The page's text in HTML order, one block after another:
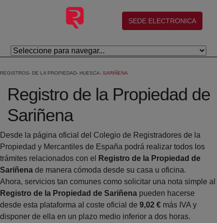
Eduki nagusira joan
(abre en nueva ventana)
SEDE ELECTRONICA
REGISTROS DE LA PROPIEDAD HUESCA SARIÑENA
Registro de la Propiedad de
Sariñena
Desde la página oficial del Colegio de Registradores de la
Propiedad y Mercantiles de España podrá realizar todos los
trámites relacionados con el
Registro de la Propiedad de
Sariñena de manera cómoda desde su casa u oficina.
Ahora, servicios tan comunes como solicitar una nota simple al
Registro de la Propiedad de Sariñena pueden hacerse
desde esta plataforma al coste oficial de 9,02 € más IVA y
disponer de ella en un plazo medio inferior a dos horas.